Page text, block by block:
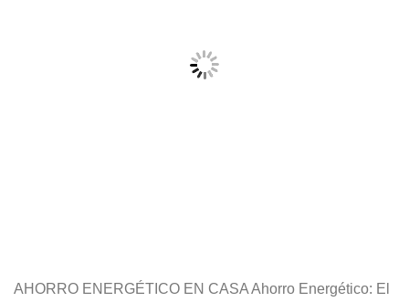
AHORRO ENERGÉTICO EN CASA Ahorro Energético: El